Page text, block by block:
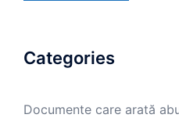
Categories
Documente care arată